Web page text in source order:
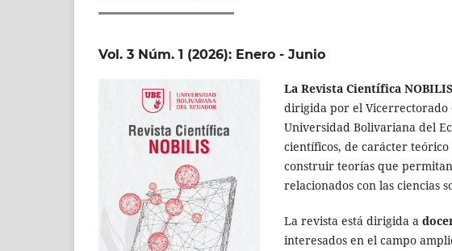
Vol. 3 Núm. 1 (2026): Enero - Junio
La Revista Científica
dirigida por el Vicerrectorado
Universidad Bolivariana del
científicos, de carácter
construir teorías que
relacionados con las ciencias
La revista está dirigida a
interesados en el campo